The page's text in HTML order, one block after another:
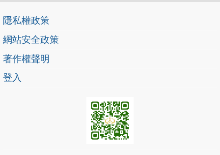
隱私權政策
網站安全政策
著作權聲明
登入